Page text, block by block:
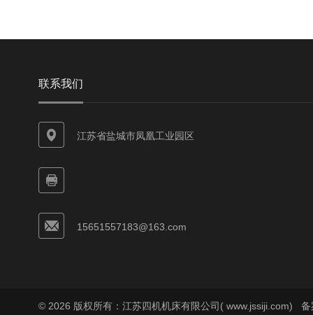
联系我们
江苏省盐城市凤凰工业园区
15651557183@163.com
© 2026 版权所有：江苏四机机床有限公司( www.jssiji.com) 备